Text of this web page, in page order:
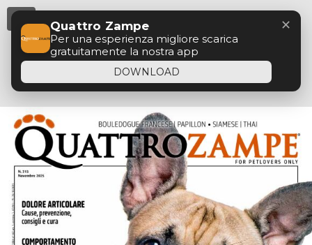
Quattro Zampe
Per una esperienza migliore scarica
gratuitamente la nostra app
DOWNLOAD
✕
Menu